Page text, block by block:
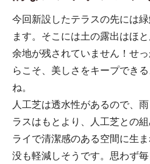
今回新設したテラスの先には
ます。そこには土の露出はほ
余地が残されていません！せ
らこそ、美しさをキープでき
ね。
人工芝は透水性があるので、
ラスはもとより、人工芝との
ライで清潔感のある空間に生
没も軽減しそうです。思わず